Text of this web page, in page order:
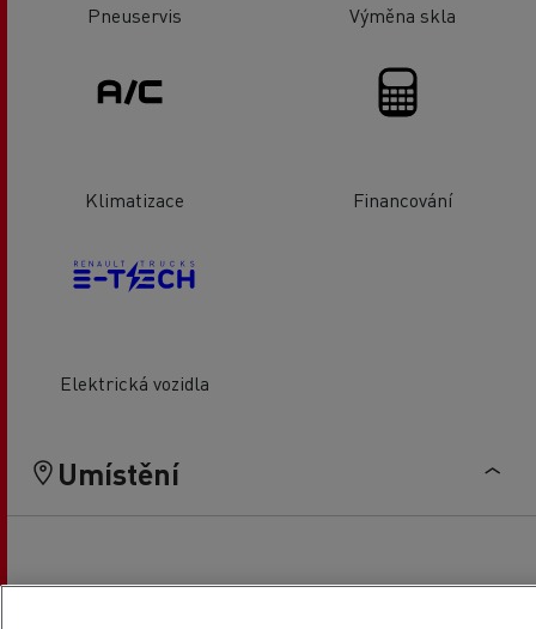
Pneuservis Výměna skla
Klimatizace Financování
Elektrická vozidla
Umístění